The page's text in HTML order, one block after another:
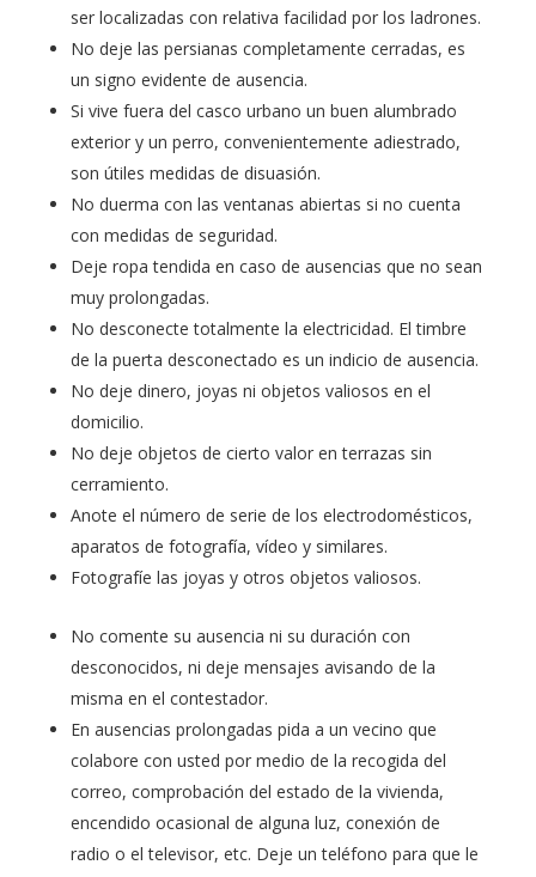
ser localizadas con relativa facilidad por los ladrones.
No deje las persianas completamente cerradas, es
un signo evidente de ausencia.
Si vive fuera del casco urbano un buen alumbrado
exterior y un perro, convenientemente adiestrado,
son útiles medidas de disuasión.
No duerma con las ventanas abiertas si no cuenta
con medidas de seguridad.
Deje ropa tendida en caso de ausencias que no sean
muy prolongadas.
No desconecte totalmente la electricidad. El timbre
de la puerta desconectado es un indicio de ausencia.
No deje dinero, joyas ni objetos valiosos en el
domicilio.
No deje objetos de cierto valor en terrazas sin
cerramiento.
Anote el número de serie de los electrodomésticos,
aparatos de fotografía, vídeo y similares.
Fotografíe las joyas y otros objetos valiosos.
No comente su ausencia ni su duración con
desconocidos, ni deje mensajes avisando de la
misma en el contestador.
En ausencias prolongadas pida a un vecino que
colabore con usted por medio de la recogida del
correo, comprobación del estado de la vivienda,
encendido ocasional de alguna luz, conexión de
radio o el televisor, etc. Deje un teléfono para que le